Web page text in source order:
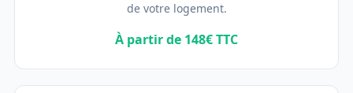
de votre logement.
À partir de 148€ TTC